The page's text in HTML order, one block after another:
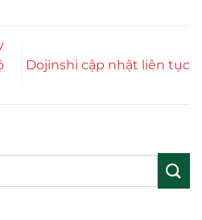
Dojinshi cập nhật liên tục